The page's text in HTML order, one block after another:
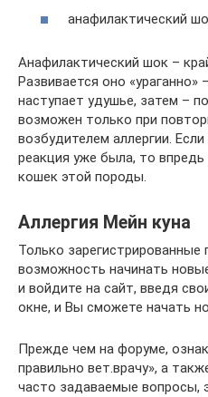
анафилактический
Анафилактический шок –
Развивается оно
наступает удушье, затем –
возможен только при
возбудителем аллергии.
реакция уже была, то впредь
кошек этой породы.
Аллергия Мейн куна
Только
возможность начинать
и войдите на сайт, введя
окне, и Вы сможете начать
Прежде чем на форуме,
правильно вет.врачу», а
часто задаваемые вопросы,